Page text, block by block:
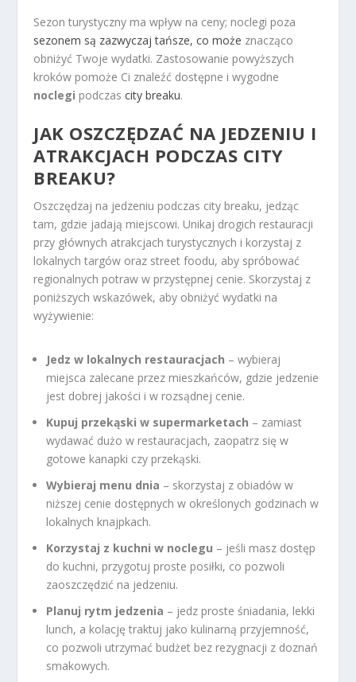
Sezon turystyczny ma wpływ na ceny; noclegi poza
sezonem są zazwyczaj tańsze, co może znacząco
obniżyć Twoje wydatki. Zastosowanie powyższych
kroków pomoże Ci znaleźć dostępne i wygodne
noclegi podczascity breaku.
JAK OSZCZĘDZAĆ NA JEDZENIU I
ATRAKCJACH PODCZAS CITY
BREAKU?
Oszczędzaj na jedzeniu podczas city breaku, jedząc
tam, gdzie jadają miejscowi. Unikaj drogich restauracji
przy głównych atrakcjach turystycznych i korzystaj z
lokalnych targów oraz street foodu, aby spróbować
regionalnych potraw w przystępnej cenie. Skorzystaj z
poniższych wskazówek, aby obniżyć wydatki na
wyżywienie:
Jedz w lokalnych restauracjach – wybieraj
miejsca zalecane przez mieszkańców, gdzie jedzenie
jest dobrej jakości i w rozsądnej cenie.
Kupuj przekąski w supermarketach – zamiast
wydawać dużo w restauracjach, zaopatrz się w
gotowe kanapki czy przekąski.
Wybieraj menu dnia – skorzystaj z obiadów w
niższej cenie dostępnych w określonych godzinach w
lokalnych knajpkach.
Korzystaj z kuchni w noclegu – jeśli masz dostęp
do kuchni, przygotuj proste posiłki, co pozwoli
zaoszczędzić na jedzeniu.
Planuj rytm jedzenia – jedz proste śniadania, lekki
lunch, a kolację traktuj jako kulinarną przyjemność,
co pozwoli utrzymać budżet bez rezygnacji z doznań
smakowych.